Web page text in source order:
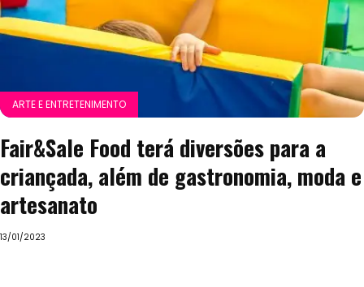
ARTE E ENTRETENIMENTO
Fair&Sale Food terá diversões para a
criançada, além de gastronomia, moda e
artesanato
13/01/2023